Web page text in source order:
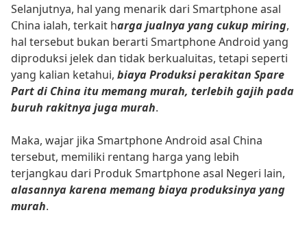
Selanjutnya, hal yang menarik dari Smartphone asal
China ialah, terkait harga jualnya yang cukup miring,
hal tersebut bukan berarti Smartphone Android yang
diproduksi jelek dan tidak berkualuitas, tetapi seperti
yang kalian ketahui, biaya Produksi perakitan Spare
Part di China itu memang murah, terlebih gajih pada
buruh rakitnya juga murah.
Maka, wajar jika Smartphone Android asal China
tersebut, memiliki rentang harga yang lebih
terjangkau dari Produk Smartphone asal Negeri lain,
alasannya karena memang biaya produksinya yang
murah.